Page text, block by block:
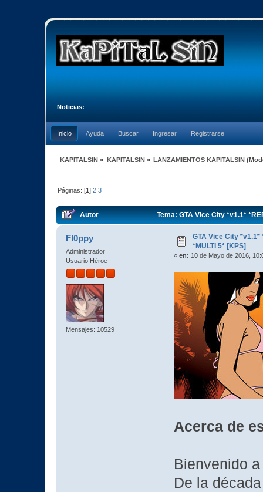
Noticias:
Inicio Ayuda Buscar Ingresar Registrarse
KAPITALSIN » KAPITALSIN» LANZAMIENTOS KAPITALSIN
Páginas: [1]2 3
Autor Tema: GTA Vice City *v1.1*
Fl0ppy
Administrador
Usuario Héroe
Mensajes: 10529
GTA Vice City *v1.1*
*MULTI 5* [KPS]
« en: 10 de Mayo de 2016,
Acerca de
Bienvenido
De la